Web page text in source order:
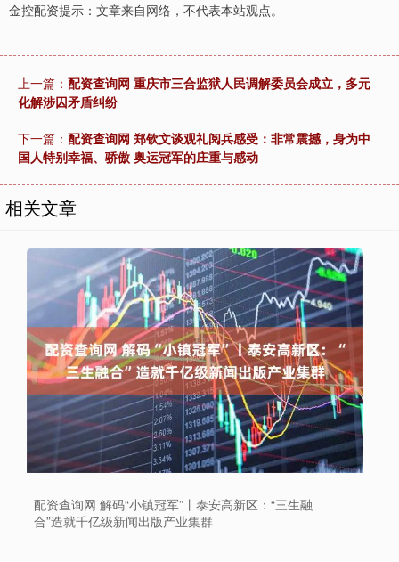
金控配资提示：文章来自网络，不代表本站观点。
上一篇： 配资查询网 重庆市三合监狱人民调解委员会成立，多元
化解涉囚矛盾纠纷
下一篇： 配资查询网 郑钦文谈观礼阅兵感受：非常震撼，身为中
国人特别幸福、骄傲 奥运冠军的庄重与感动
相关文章
配资查询网 解码“小镇冠军”丨泰安高新区：“三生融
合”造就千亿级新闻出版产业集群